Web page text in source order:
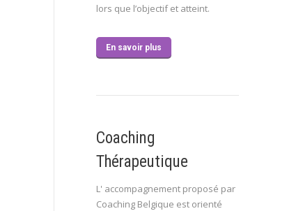
lors que l’objectif et atteint.
En savoir plus
Coaching
Thérapeutique
L' accompagnement proposé par
Coaching Belgique est orienté